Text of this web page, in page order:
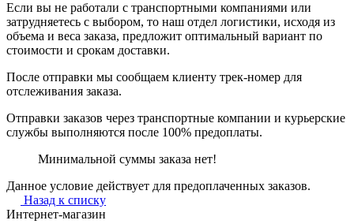
Если вы не работали с транспортными компаниями или
затрудняетесь с выбором, то наш отдел логистики, исходя из
объема и веса заказа, предложит оптимальный вариант по
стоимости и срокам доставки.
После отправки мы сообщаем клиенту трек-номер для
отслеживания заказа.
Отправки заказов через транспортные компании и курьерские
службы выполняются после 100% предоплаты.
Минимальной суммы заказа нет!
Данное условие действует для предоплаченных заказов.
Назад к списку
Интернет-магазин